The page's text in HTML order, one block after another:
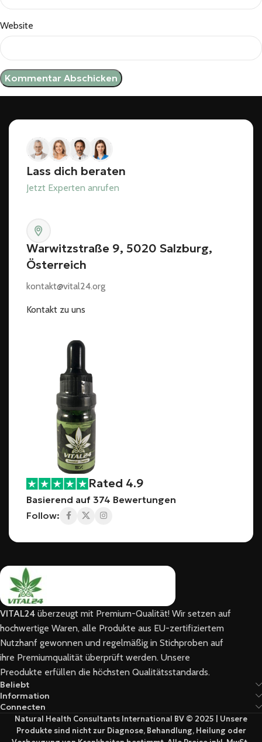
Website
Lass dich beraten
Jetzt Experten anrufen
Warwitzstraße 9, 5020 Salzburg,
Österreich
kontakt@vital24.org
Kontakt zu uns
Rated 4.9
Basierend auf 374 Bewertungen
Follow:
VITAL24 überzeugt mit Premium-Qualität! Wir setzen auf
hochwertige Waren, alle Produkte aus EU-zertifiziertem
Nutzhanf gewonnen und regelmäßig in Stichproben auf
ihre Premiumqualität überprüft werden. Unsere
Preodukte erfüllen die höchsten Qualitätsstandards.
Beliebt
Information
Connecten
Natural Health Consultants International BV © 2025 | Unsere
Produkte sind nicht zur Diagnose, Behandlung, Heilung oder